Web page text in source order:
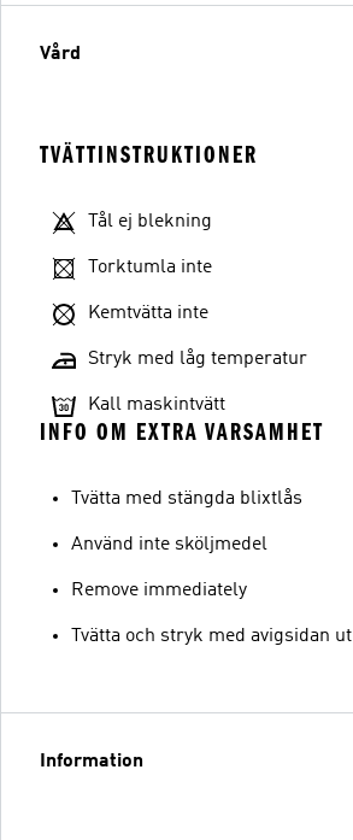
Vård
TVÄTTINSTRUKTIONER
Tål ej blekning
Torktumla inte
Kemtvätta inte
Stryk med låg temperatur
Kall maskintvätt
INFO OM EXTRA VARSAMHET
Tvätta med stängda blixtlås
Använd inte sköljmedel
Remove immediately
Tvätta och stryk med avigsidan ut
Information